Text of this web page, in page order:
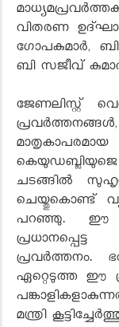
വിതരണ
ഗോപകുമാർ,
ബി സജീവ്
ജേണലിസ്റ്റ്
ചടങ്ങിൽ
ചെയ്തുകൊണ്ട്
പറഞ്ഞു. ഈ
പ്രവർത്തനം.
ഏറ്റെടുത്ത ഈ
മന്ത്രി